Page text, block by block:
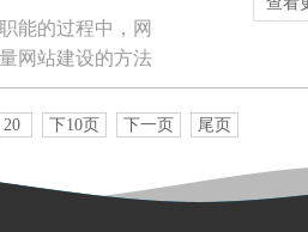
能的过程中，网
网站建设的方法
20 下10页 下一页 尾页